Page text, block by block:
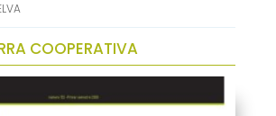
COOPERATIVA